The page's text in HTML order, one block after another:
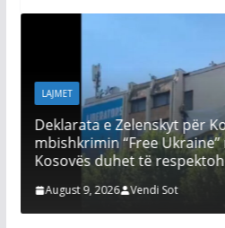
LAJMET
Deklarata e Zelenskyt për
mbishkrimin “Free
Kosovës duhet të
August 9, 2026 Vendi Sot